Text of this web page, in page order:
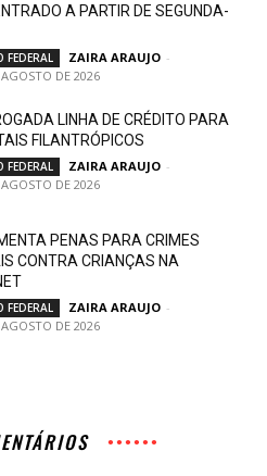
A PARTIR DE SEGUNDA-
FEDERAL ZAIRA ARAUJO -
DE 2026
LINHA DE CRÉDITO PARA
FILANTRÓPICOS
FEDERAL ZAIRA ARAUJO -
DE 2026
PENAS PARA CRIMES
CONTRA CRIANÇAS NA
FEDERAL ZAIRA ARAUJO -
DE 2026